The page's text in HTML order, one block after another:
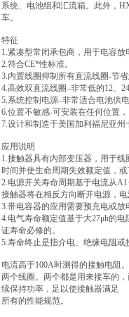
系统、电池组和汇流箱。此外，
车。
特征
1.紧凑型常闭承包商，用于电容
2.符合CE*性标准。
3.内置线圈抑制所有直流线圈-节
4.高效双直流线圈–非常低的12、
5.系统控制电源–非常适合电池供
6.位置不敏感-可安装在任何位置
7.设计和制造于美国加利福尼亚州
应用说明
1.接触器具有内部变压器，用于
时间并使生命周期失效额定值，
2.电源开关寿命周期基于电流从
接触器将在相反方向断开电源，
3.带电容器的应用需要预充电或放
4.电气寿命额定值基于大27μh的
证寿命必修的。
5.寿命终止是指介电、绝缘电阻
电流高于100A时测得的接触电阻
两个线圈。两个都是用来接车的
续保持功率，足以使接触器满足
所有的性能规范。